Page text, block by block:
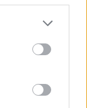
more Google
may click to
party tags to
below Google
και τους
Πέθανε ο
Λεμονίδης
για να